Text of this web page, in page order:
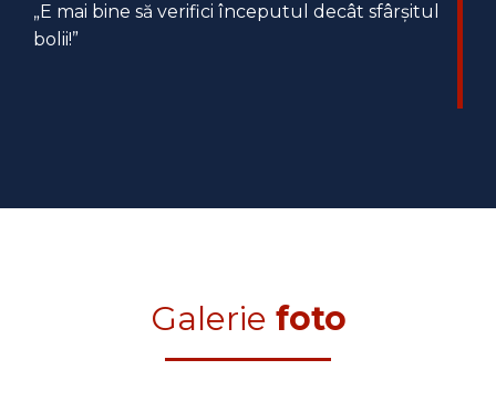
„E mai bine să verifici începutul decât sfârșitul
bolii!”
Galerie foto